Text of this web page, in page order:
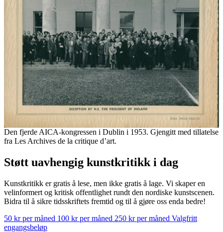
Den fjerde AICA-kongressen i Dublin i 1953. Gjengitt med tillatelse
fra Les Archives de la critique d’art.
Støtt uavhengig kunstkritikk i dag
Kunstkritikk er gratis å lese, men ikke gratis å lage. Vi skaper en
velinformert og kritisk offentlighet rundt den nordiske kunstscenen.
Bidra til å sikre tidsskriftets fremtid og til å gjøre oss enda bedre!
50 kr per måned 100 kr per måned 250 kr per måned Valgfritt
engangsbeløp